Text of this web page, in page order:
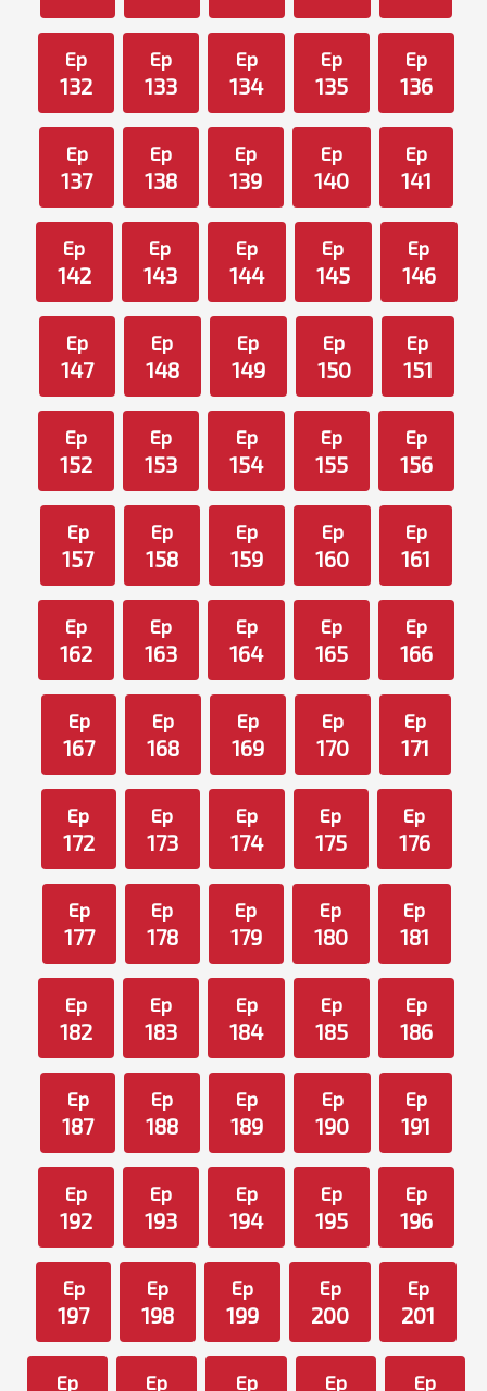
Ep
132
Ep
133
Ep
134
Ep
135
Ep
136
Ep
137
Ep
138
Ep
139
Ep
140
Ep
141
Ep
142
Ep
143
Ep
144
Ep
145
Ep
146
Ep
147
Ep
148
Ep
149
Ep
150
Ep
151
Ep
152
Ep
153
Ep
154
Ep
155
Ep
156
Ep
157
Ep
158
Ep
159
Ep
160
Ep
161
Ep
162
Ep
163
Ep
164
Ep
165
Ep
166
Ep
167
Ep
168
Ep
169
Ep
170
Ep
171
Ep
172
Ep
173
Ep
174
Ep
175
Ep
176
Ep
177
Ep
178
Ep
179
Ep
180
Ep
181
Ep
182
Ep
183
Ep
184
Ep
185
Ep
186
Ep
187
Ep
188
Ep
189
Ep
190
Ep
191
Ep
192
Ep
193
Ep
194
Ep
195
Ep
196
Ep
197
Ep
198
Ep
199
Ep
200
Ep
201
Ep Ep Ep Ep Ep